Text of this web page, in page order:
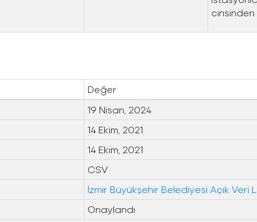
Değer
19 Nisan, 2024
14 Ekim, 2021
14 Ekim, 2021
CSV
İzmir Büyükşehir Belediyesi Açık Veri
Onaylandı